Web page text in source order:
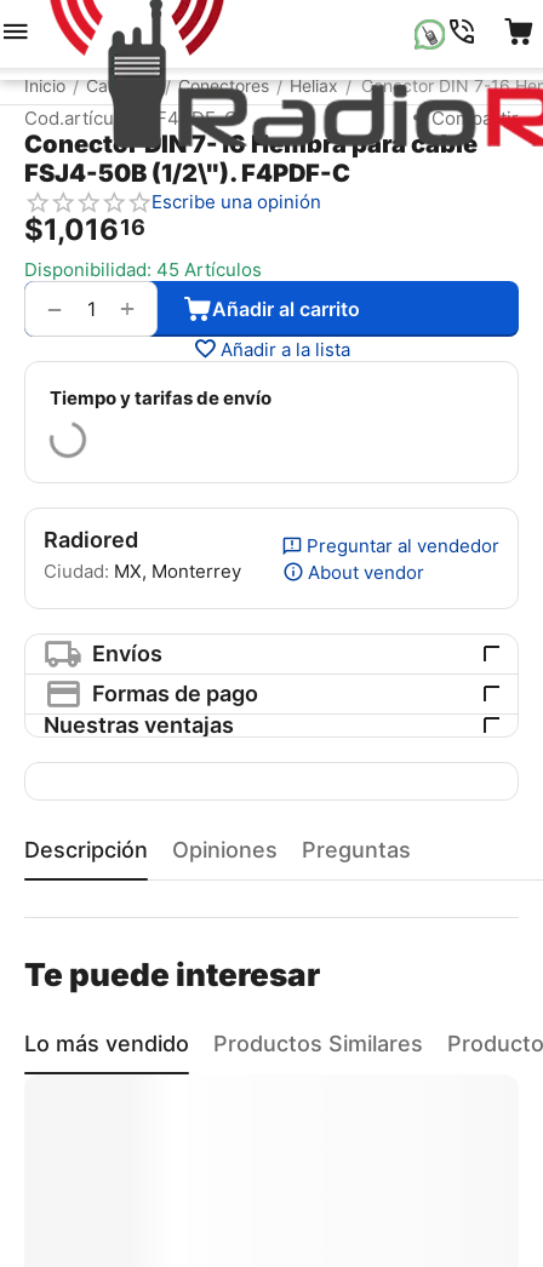
Inicio / Catálogo / Conectores / Heliax / Conector DIN 7-16
Cod.artículo: F4PDF-C Compartir
Conector DIN 7-16 Hembra para cable
FSJ4-50B (1/2\"). F4PDF-C
Escribe una opinión
$1,01616
Disponibilidad: 45 Artículos
+
− Añadir al carrito
Añadir a la lista
Tiempo y tarifas de envío
Radiored
Ciudad: MX, Monterrey
Preguntar al vendedor
About vendor
Envíos
Formas de pago
Nuestras ventajas
Descripción Opiniones Preguntas
Te puede interesar
Lo más vendido Productos Similares
Menú Buscar Lista de la